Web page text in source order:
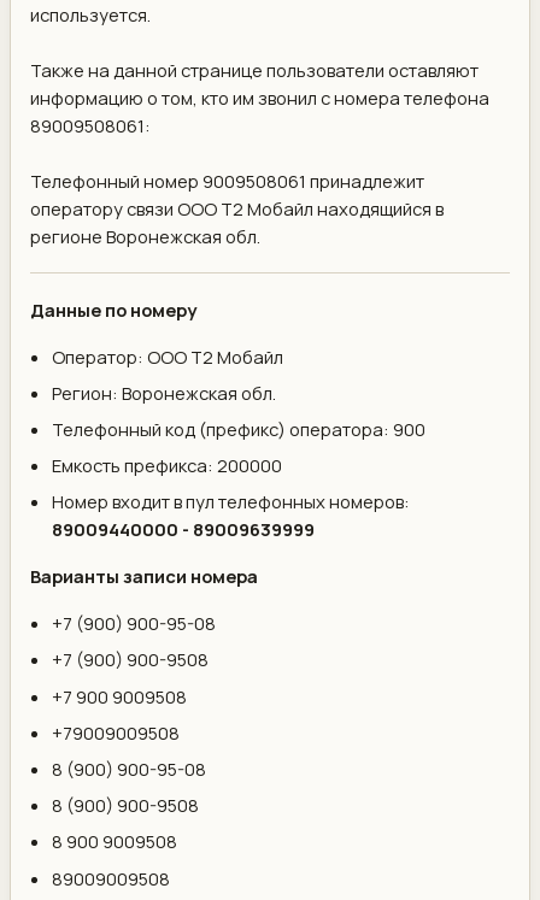
используется.
Также на данной странице пользователи оставляют
информацию о том, кто им звонил с номера телефона
89009508061:
Телефонный номер 9009508061 принадлежит
оператору связи ООО Т2 Мобайл находящийся в
регионе Воронежская обл.
Данные по номеру
Оператор: ООО Т2 Мобайл
Регион: Воронежская обл.
Телефонный код (префикс) оператора: 900
Емкость префикса: 200000
Номер входит в пул телефонных номеров:
89009440000 - 89009639999
Варианты записи номера
+7 (900) 900-95-08
+7 (900) 900-9508
+7 900 9009508
+79009009508
8 (900) 900-95-08
8 (900) 900-9508
8 900 9009508
89009009508